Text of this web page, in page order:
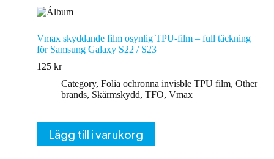
Vmax skyddande film osynlig TPU-film – full täckning
för Samsung Galaxy S22 / S23
125 kr
Category, Folia ochronna invisble TPU film, Other
brands, Skärmskydd, TFO, Vmax
Lägg till i varukorg